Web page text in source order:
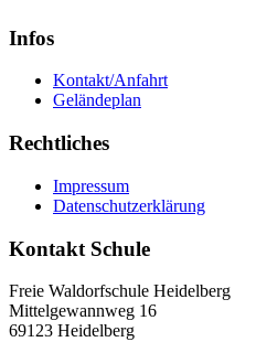
Infos
Kontakt/Anfahrt
Geländeplan
Rechtliches
Impressum
Datenschutzerklärung
Kontakt Schule
Freie Waldorfschule Heidelberg
Mittelgewannweg 16
69123 Heidelberg